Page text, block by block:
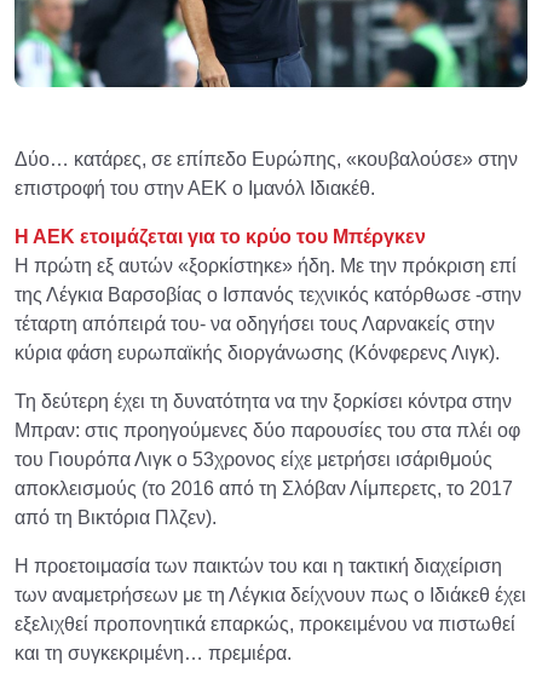
Δύο… κατάρες, σε επίπεδο Ευρώπης, «κουβαλούσε» στην
επιστροφή του στην ΑΕΚ ο Ιμανόλ Ιδιακέθ.
Η ΑΕΚ ετοιμάζεται για το κρύο του Μπέργκεν
Η πρώτη εξ αυτών «ξορκίστηκε» ήδη. Με την πρόκριση επί
της Λέγκια Βαρσοβίας ο Ισπανός τεχνικός κατόρθωσε -στην
τέταρτη απόπειρά του- να οδηγήσει τους Λαρνακείς στην
κύρια φάση ευρωπαϊκής διοργάνωσης (Κόνφερενς Λιγκ).
Τη δεύτερη έχει τη δυνατότητα να την ξορκίσει κόντρα στην
Μπραν: στις προηγούμενες δύο παρουσίες του στα πλέι οφ
του Γιουρόπα Λιγκ ο 53χρονος είχε μετρήσει ισάριθμούς
αποκλεισμούς (το 2016 από τη Σλόβαν Λίμπερετς, το 2017
από τη Βικτόρια Πλζεν).
Η προετοιμασία των παικτών του και η τακτική διαχείριση
των αναμετρήσεων με τη Λέγκια δείχνουν πως ο Ιδιάκεθ έχει
εξελιχθεί προπονητικά επαρκώς, προκειμένου να πιστωθεί
και τη συγκεκριμένη… πρεμιέρα.